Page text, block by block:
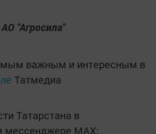
"Агросила"
важным и интересным в
Татмедиа
Татарстана в
мессенджере MАХ: